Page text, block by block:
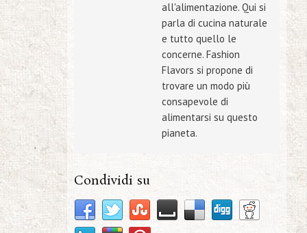
all'alimentazione. Qui si
parla di cucina naturale
e tutto quello le
concerne. Fashion
Flavors si propone di
trovare un modo più
consapevole di
alimentarsi su questo
pianeta.
Condividi su